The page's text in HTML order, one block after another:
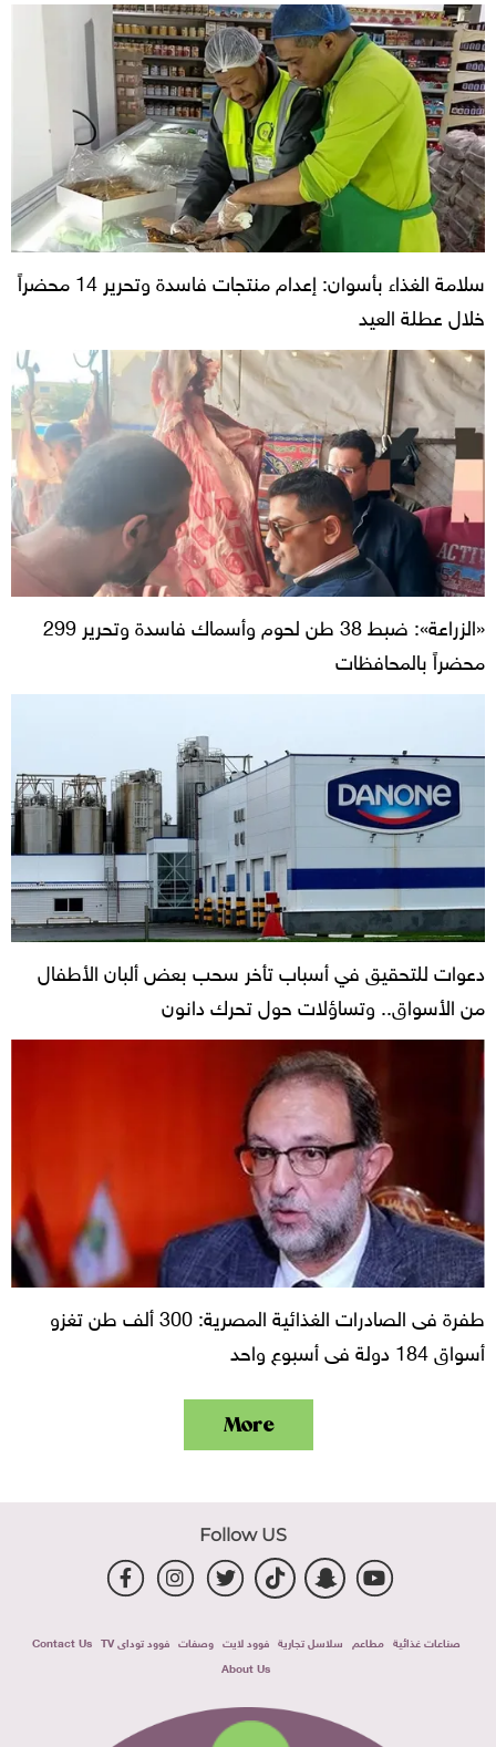
سلامة الغذاء بأسوان: إعدام منتجات فاسدة وتحرير 14 محضراً
خلال عطلة العيد
«الزراعة»: ضبط 38 طن لحوم وأسماك فاسدة وتحرير 299
محضراً بالمحافظات
دعوات للتحقيق في أسباب تأخر سحب بعض ألبان الأطفال
من الأسواق.. وتساؤلات حول تحرك دانون
طفرة فى الصادرات الغذائية المصرية: 300 ألف طن تغزو
أسواق 184 دولة فى أسبوع واحد
More
Follow US
صناعات غذائية مطاعم سلاسل تجارية فوود لايت وصفات فوود توداى TV
Contact Us
About Us